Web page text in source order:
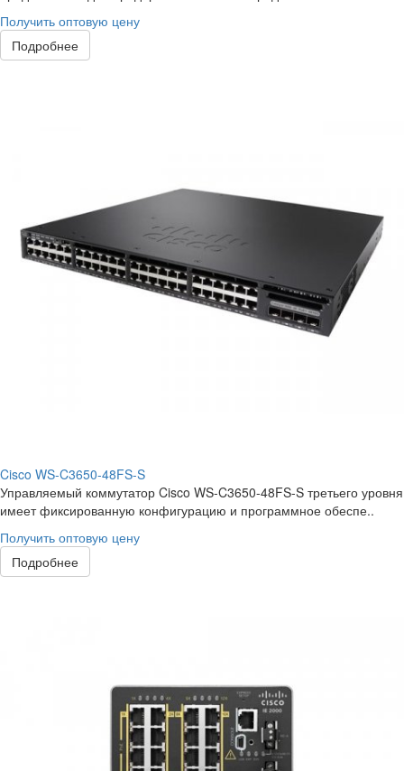
Получить оптовую цену
Подробнее
Cisco WS-C3650-48FS-S
Управляемый коммутатор Cisco WS-C3650-48FS-S третьего уровня
имеет фиксированную конфигурацию и программное обеспе..
Получить оптовую цену
Подробнее